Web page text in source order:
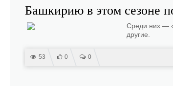
Башкирию в этом сезоне
Среди них —
другие.
53 0 0